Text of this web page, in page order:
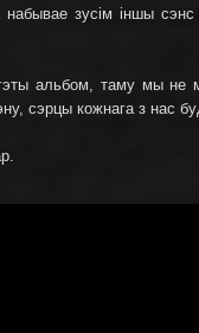
набывае зусім іншы
альбом, таму мы не
сэрцы кожнага з нас